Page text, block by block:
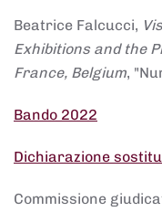
Beatrice Falcucci,
Exhibitions and the
France, Belgium,
Bando 2022
Dichiarazione
Commissione